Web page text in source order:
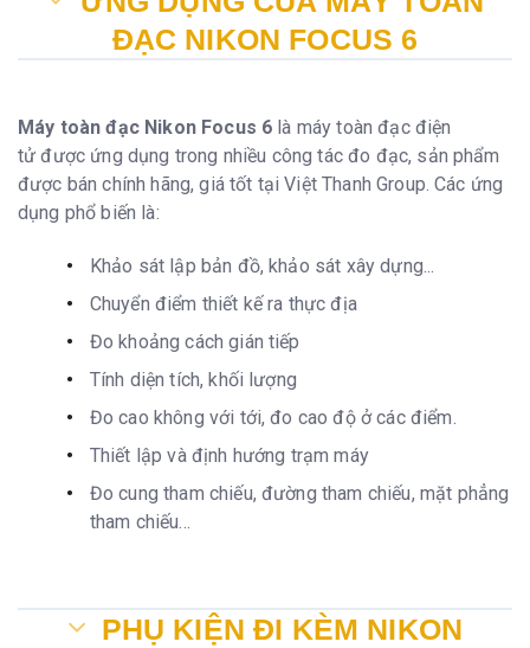
ĐẠC NIKON FOCUS 6
Máy toàn đạc Nikon Focus 6 là máy toàn đạc điện
tử được ứng dụng trong nhiều công tác đo đạc, sản phẩm
được bán chính hãng, giá tốt tại Việt Thanh Group. Các ứng
dụng phổ biến là:
Khảo sát lập bản đồ, khảo sát xây dựng...
Chuyển điểm thiết kế ra thực địa
Đo khoảng cách gián tiếp
Tính diện tích, khối lượng
Đo cao không với tới, đo cao độ ở các điểm.
Thiết lập và định hướng trạm máy
Đo cung tham chiếu, đường tham chiếu, mặt phẳng
tham chiếu...
PHỤ KIỆN ĐI KÈM NIKON